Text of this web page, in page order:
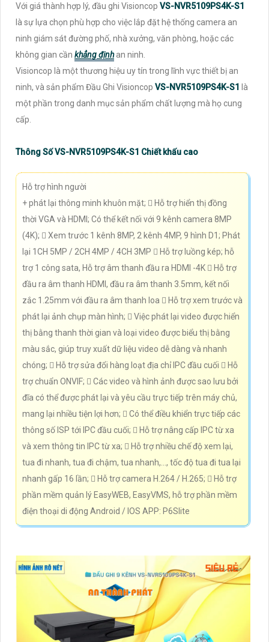
Với giá thành hợp lý, đầu ghi Visioncop VS-NVR5109PS4K-S1
là sự lựa chọn phù hợp cho việc lắp đặt hệ thống camera an
ninh giám sát đường phố, nhà xưởng, văn phòng, hoặc các
không gian cần khẳng địnhan ninh.
Visioncop là một thương hiệu uy tín trong lĩnh vực thiết bị an
ninh, và sản phẩm Đầu Ghi Visioncop VS-NVR5109PS4K-S1 là
một phần trong danh mục sản phẩm chất lượng mà họ cung
cấp.
Thông Số VS-NVR5109PS4K-S1 Chiết khấu cao
Hỗ trợ hình người
+ phát lại thông minh khuôn mặt;  Hỗ trợ hiển thị đồng
thời VGA và HDMI; Có thể kết nối với 9 kênh camera 8MP
(4K);  Xem trước 1 kênh 8MP, 2 kênh 4MP, 9 hình D1; Phát
lại 1CH 5MP / 2CH 4MP / 4CH 3MP  Hỗ trợ luồng kép; hỗ
trợ 1 công sata, Hỗ trợ âm thanh đầu ra HDMI -4K  Hỗ trợ
đầu ra âm thanh HDMI, đầu ra âm thanh 3.5mm, kết nối
zắc 1.25mm với đầu ra âm thanh loa  Hỗ trợ xem trước và
phát lại ảnh chụp màn hình;  Việc phát lại video được hiển
thị bằng thanh thời gian và loại video được biểu thị bằng
màu sắc, giúp truy xuất dữ liệu video dễ dàng và nhanh
chóng;  Hỗ trợ sửa đổi hàng loạt địa chỉ IPC đầu cuối  Hỗ
trợ chuẩn ONVIF;  Các video và hình ảnh được sao lưu bởi
đĩa có thể được phát lại và yêu cầu trực tiếp trên máy chủ,
mang lại nhiều tiện lợi hơn;  Có thể điều khiển trực tiếp các
thông số ISP tới IPC đầu cuối;  Hỗ trợ nâng cấp IPC từ xa
và xem thông tin IPC từ xa;  Hỗ trợ nhiều chế độ xem lại,
tua đi nhanh, tua đi chậm, tua nhanh,…, tốc độ tua đi tua lại
nhanh gấp 16 lần;  Hỗ trợ camera H.264 / H.265;  Hỗ trợ
phần mềm quản lý EasyWEB, EasyVMS, hỗ trợ phần mềm
điện thoại di động Android / IOS APP: P6Slite